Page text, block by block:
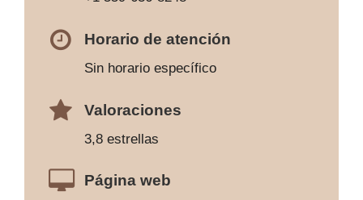
Horario de atención
Sin horario específico
Valoraciones
3,8 estrellas
Página web